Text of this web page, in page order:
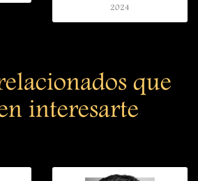
2024
que
interesarte